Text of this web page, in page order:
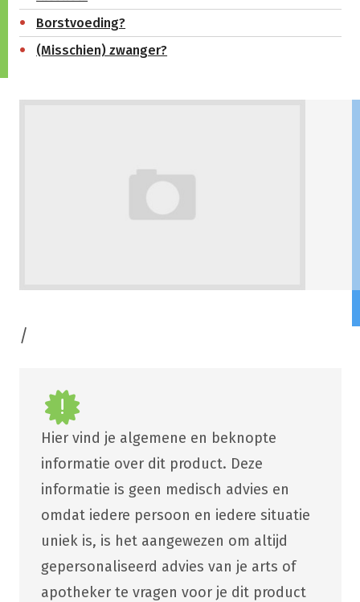
Borstvoeding?
(Misschien) zwanger?
/
Hier vind je algemene en beknopte
informatie over dit product. Deze
informatie is geen medisch advies en
omdat iedere persoon en iedere situatie
uniek is, is het aangewezen om altijd
gepersonaliseerd advies van je arts of
apotheker te vragen voor je dit product